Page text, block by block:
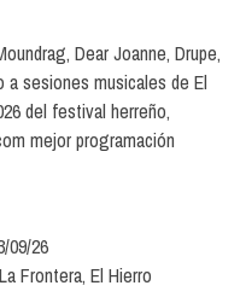
Dear Joanne, Drupe,
a sesiones musicales de El
del festival herreño,
mejor programación
09/26
Frontera, El Hierro